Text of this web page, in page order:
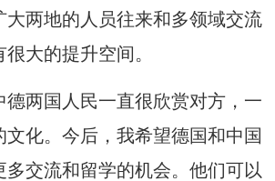
大两地的人员往来和多领域交流
大的提升空间。
两国人民一直很欣赏对方，一
文化。今后，我希望德国和中国
多交流和留学的机会。他们可以